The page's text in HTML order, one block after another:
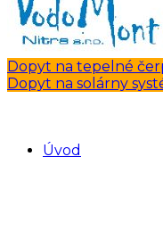
Dopyt na tepelné
Dopyt na solárny
Úvod